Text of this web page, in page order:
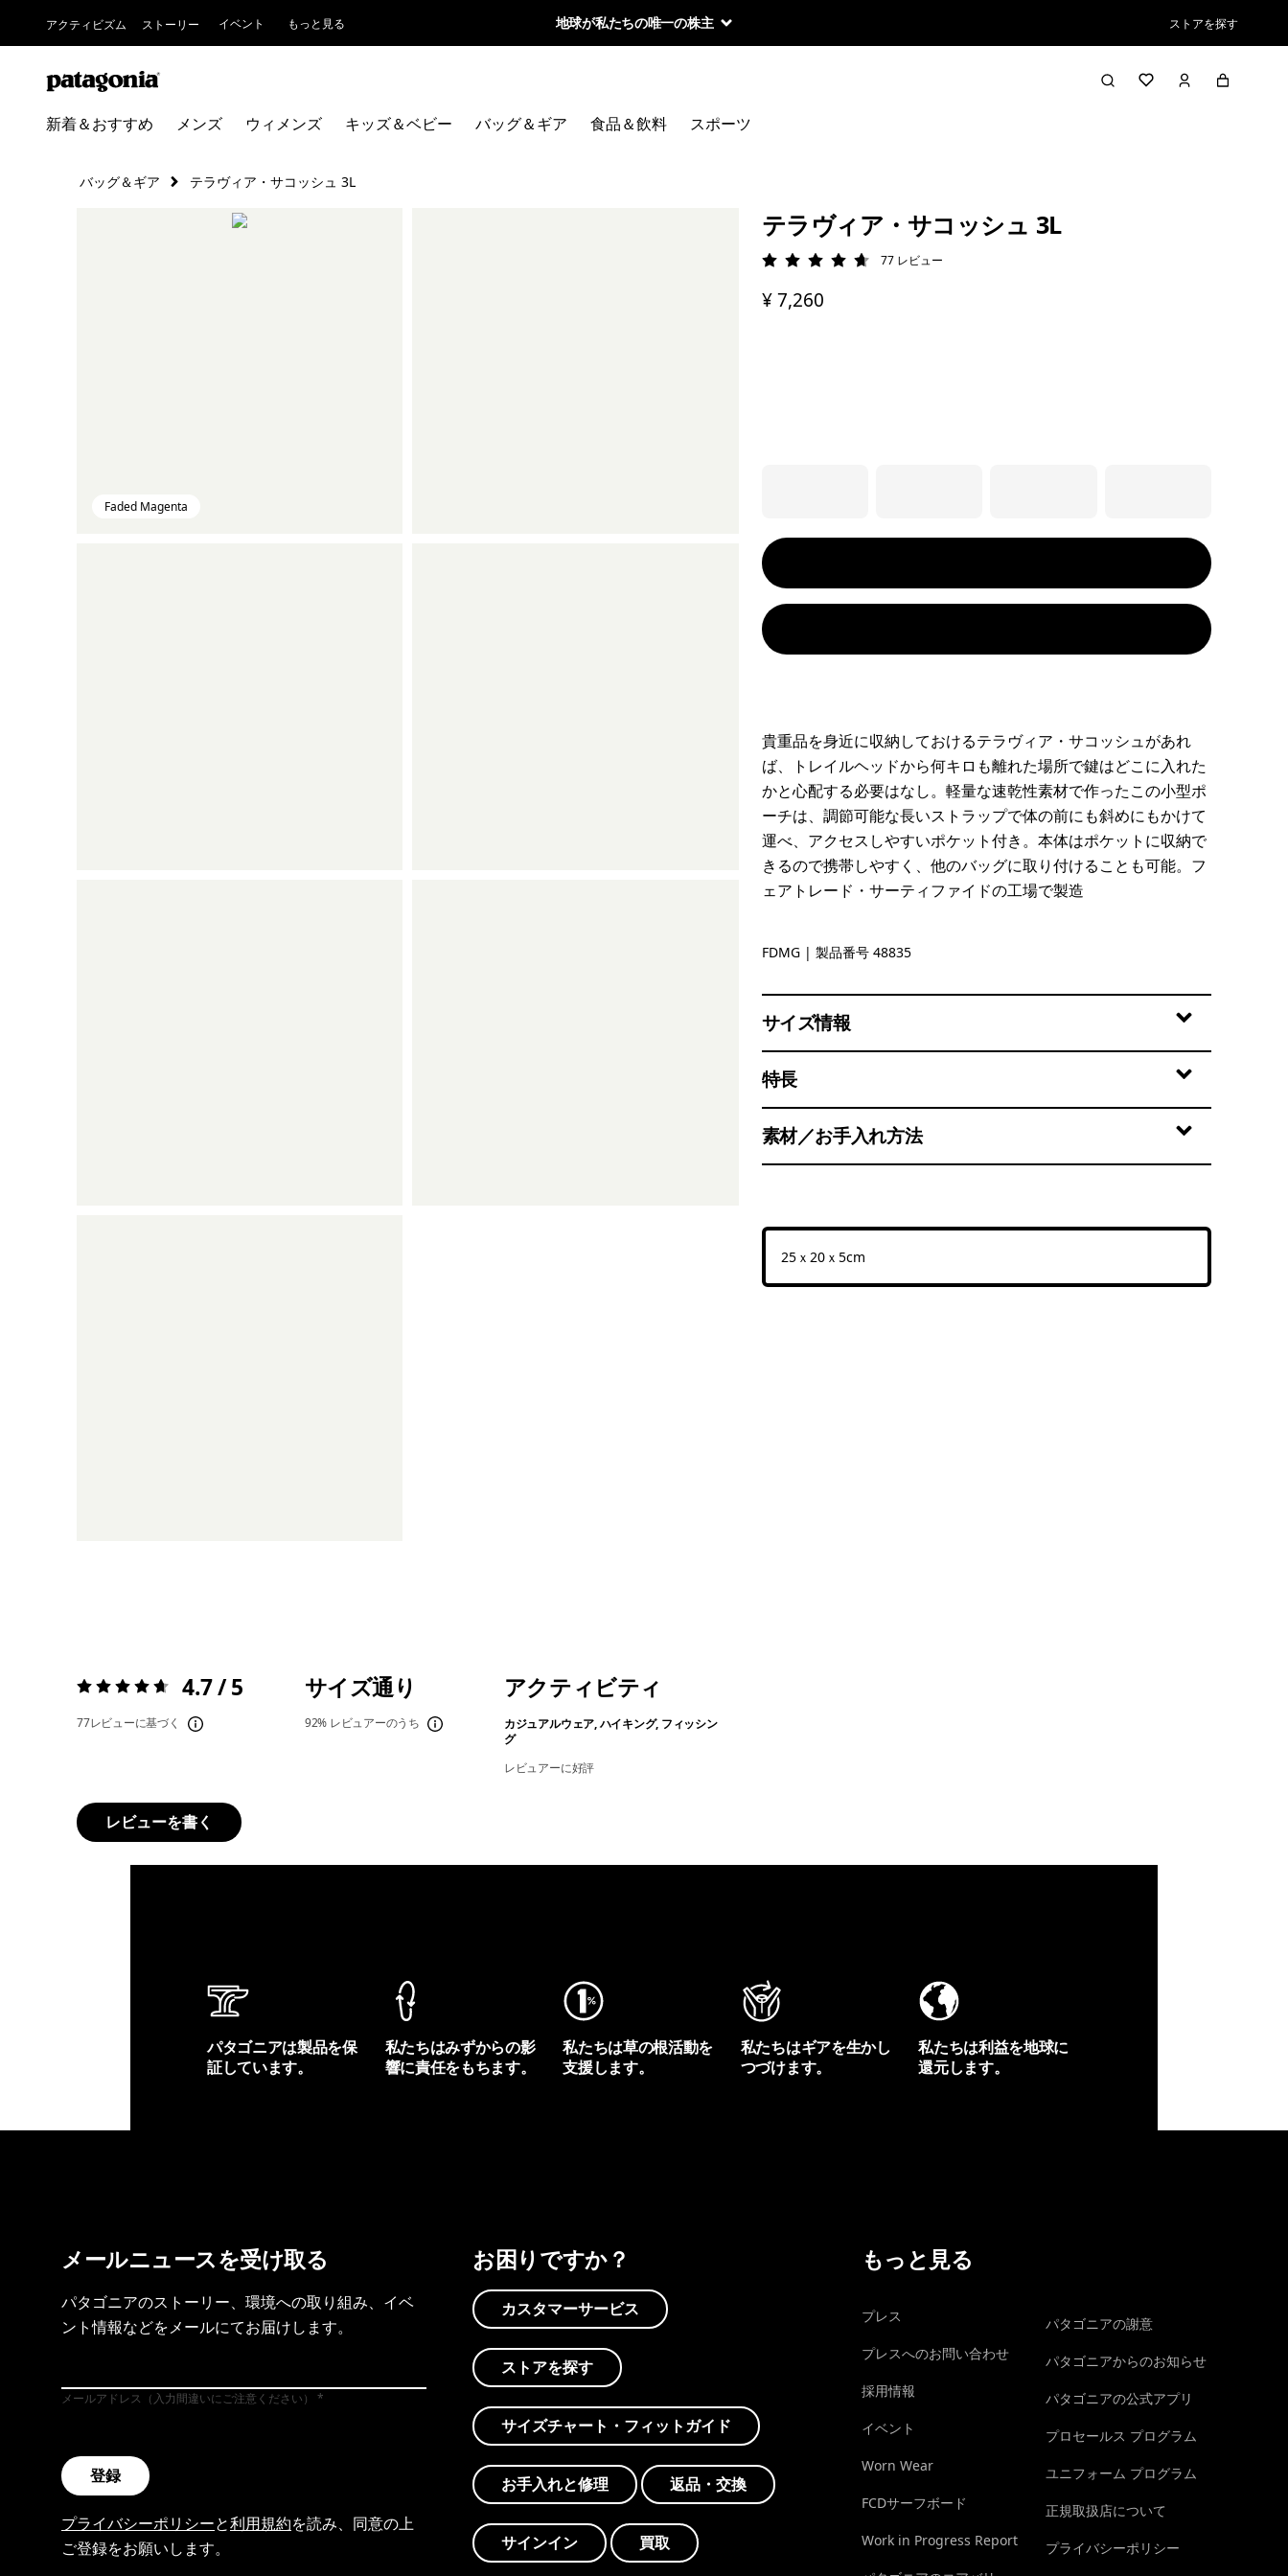
アクティビズム ストーリー イベント もっと見る 地球が私たちの唯一の株主 ストアを探す
新着＆おすすめ メンズ ウィメンズ キッズ＆ベビー バッグ＆ギア 食品＆飲料 スポーツ
バッグ＆ギア テラヴィア・サコッシュ 3L
Faded Magenta
テラヴィア・サコッシュ 3L
評価: 4.7 / 5
77 レビュー
¥ 7,260
貴重品を身近に収納しておけるテラヴィア・サコッシュがあれ
ば、トレイルヘッドから何キロも離れた場所で鍵はどこに入れた
かと心配する必要はなし。軽量な速乾性素材で作ったこの小型ポ
ーチは、調節可能な長いストラップで体の前にも斜めにもかけて
運べ、アクセスしやすいポケット付き。本体はポケットに収納で
きるので携帯しやすく、他のバッグに取り付けることも可能。フ
ェアトレード・サーティファイドの工場で製造
Faded Magenta
FDMG | 製品番号 48835
サイズ情報
特長
素材／お手入れ方法
25ｘ20ｘ5cm
評価:4.7 / 5 4.7 / 5
77レビューに基づく
サイズ通り
92% レビュアーのうち
アクティビティ
カジュアルウェア, ハイキング, フィッシン
グ
レビュアーに好評
レビューを書く
パタゴニアは製品を保
証しています。
私たちはみずからの影
響に責任をもちます。
私たちは草の根活動を
支援します。
私たちはギアを生かし
つづけます。
私たちは利益を地球に
還元します。
メールニュースを受け取る
パタゴニアのストーリー、環境への取り組み、イベ
ント情報などをメールにてお届けします。
メールアドレス（入力間違いにご注意ください）
登録
プライバシーポリシーと利用規約を読み、同意の上
ご登録をお願いします。
お困りですか？
カスタマーサービス
ストアを探す
サイズチャート・フィットガイド
お手入れと修理 返品・交換
サインイン 買取
もっと見る
プレス
プレスへのお問い合わせ
採用情報
イベント
Worn Wear
FCDサーフボード
Work in Progress Report
パタゴニアの謝意
パタゴニアからのお知らせ
パタゴニアの公式アプリ
プロセールス プログラム
ユニフォーム プログラム
正規取扱店について
プライバシーポリシー